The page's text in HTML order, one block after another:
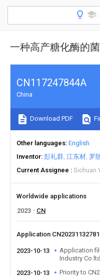
一种高产糖化酶的
CN117247844A
China
Download PDF
Other languages English
Inventor 彭礼群 江东材 罗
Current Assignee
Sichuan
Worldwide applications
2023
CN
Application
2023-10-13
Application
Industry Co ltd
2023-10-13
Priority to